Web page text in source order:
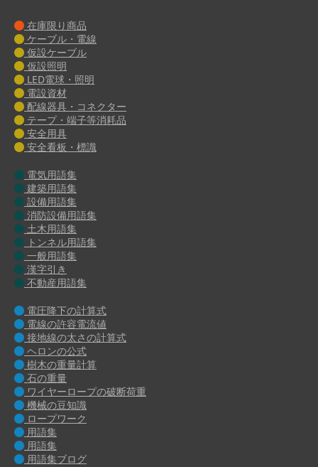
在庫限り商品
ケーブル・電線
仮設ケーブル
仮設照明
LED電球・照明
電設資材
配線器具・コネクター
テープ・端子等消耗品
安全用具
安全看板・標識
電気用語集
建築用語集
設備用語集
消防設備用語集
土木用語集
トンネル用語集
一般用語集
漢字引き
不動産用語集
電圧降下の計算式
電線の許容電流値
接地線の太さの計算式
ヘロンの公式
樹木の重量計算
石の重量
ワイヤーロープの破断荷重
機械の豆知識
ロープワーク
用語集
用語集
用語集ブログ